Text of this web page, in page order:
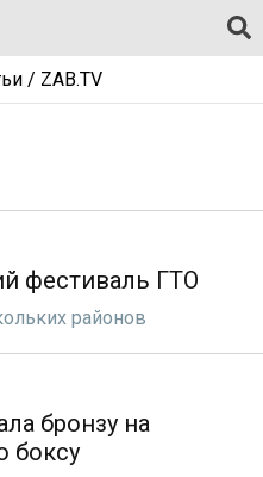
/ ZAB.TV
фестиваль ГТО
районов
бронзу на
боксу